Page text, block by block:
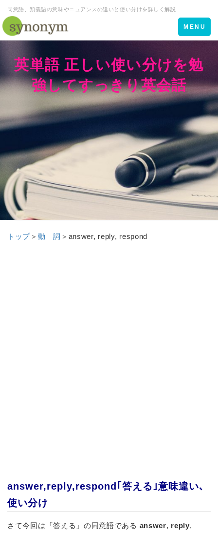
同意語、類義語の意味やニュアンスの違いと使い分けを詳しく解説
Toggle
navigation
MENU
英単語 正しい使い分けを勉
強してすっきり英会話
トップ＞ 動 詞 ＞ answer, reply, respond
answer,reply,respond｢答える｣意味違い､
使い分け
さて今回は「答える」の同意語である answer, reply,